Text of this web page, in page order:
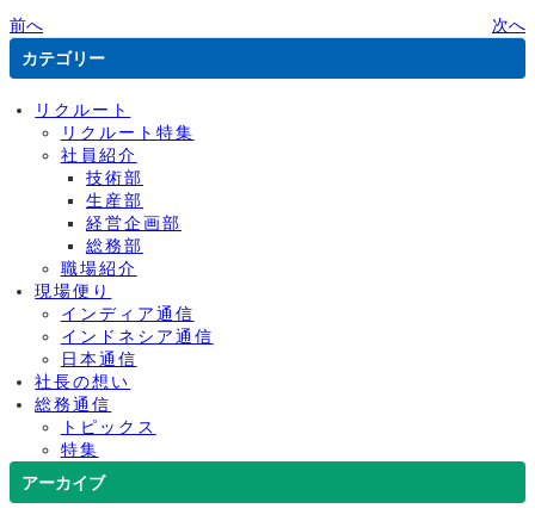
前へ
次へ
カテゴリー
リクルート
リクルート特集
社員紹介
技術部
生産部
経営企画部
総務部
職場紹介
現場便り
インディア通信
インドネシア通信
日本通信
社長の想い
総務通信
トピックス
特集
アーカイブ